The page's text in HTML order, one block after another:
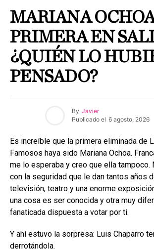
MARIANA
PRIMERA EN
¿QUIÉN LO
PENSADO?
By Javier
Publicado el 6 agosto, 2026
Es increíble que la primera eliminada de
Famosos haya sido Mariana Ochoa.
me lo esperaba y creo que ella tampoco.
con la seguridad que le dan tantos años
televisión, teatro y una enorme
una cosa es ser conocida y otra muy
fanaticada dispuesta a votar por ti.
Y ahí estuvo la sorpresa: Luis Chaparro
derrotándola.